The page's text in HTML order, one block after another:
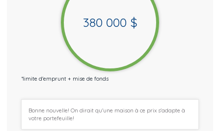
380 000 $
*limite d'emprunt + mise de fonds
Bonne nouvelle! On dirait qu'une maison à ce prix s'adapte à
votre portefeuille!